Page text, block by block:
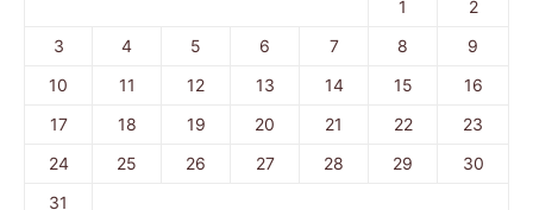
1
2
3
4 5 6 7 8
9
10
11 12 13 14 15
16
17
18 19 20 21 22
23
24
25 26 27 28 29
30
31